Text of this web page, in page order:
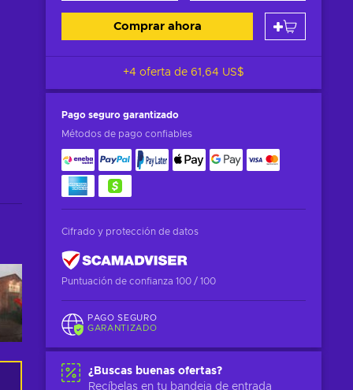
Comprar ahora
+4 oferta de 61,64 US$
Pago seguro garantizado
Métodos de pago confiables
Cifrado y protección de datos
Puntuación de confianza 100 / 100
PAGO SEGURO
GARANTIZADO
¿Buscas buenas ofertas?
Recíbelas en tu bandeja de entrada